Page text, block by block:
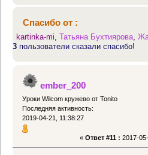
Спасибо от :
kartinka-mi,Татьяна Бухтиярова,
3 пользователи сказали спасибо!
ember_200
Уроки Wilcom кружево от Tonito
Последняя активность:
2019-04-21, 11:38:27
« Ответ #11 : 2017-